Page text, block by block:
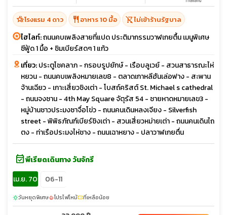
hotel_classโรงแรม 4 ดาว restaurant อาหาร 10 มื้อ shopping_cart_offไม่เข้าร้านรัฐบาล
ไฮไลท์:ถนนคบเพลิงสายที่แปด ประติมากรรมวาฬเกยตื้น เมนูพิเศษ
ซีฟู้ด 1 มื้อ + ชิมเบียร์สดๆ 1 แก้ว
เที่ยว:ประตูโชคลาภ - กรอบรูปยักษ์ - เรือบลูเวย์ - สวนสาธารณะไห่
หยวน - ถนนคบเพลิงหมายเลข8 - ตลาดเกาหลีฮันเล่อฟาง - สะพาน
จ้านเฉียว - เกาะเสี่ยวชิงเต่า - โบสถ์คริสต์ St. Michael s cathedral
- ถนนจงซาน - 4th May Square จัตุรัส 54 - ชายหาดหมายเลข3 -
หมู่บ้านชาวประมงซาจื่อโข่ว - ถนนคนเดินหลงเจียง - Silverfish
street - พิพิธภัณฑ์เบียร์ชิงเต่า - สวนเสี่ยวหม่ายเต่า - ถนนคนเดินไถ
ตง - ท่าเรือประมงไห่ชาง - ถนนเฉาหยาง - ปลาวาฬเกยตื่น
event_availableพีเรียดเดินทาง วันจักรี
เม.ย. 70
06-11
sunnyวันหยุดพิเศษlocal_fire_departmentโปรไฟไหม้confirmation_numberที่เหลือน้อย